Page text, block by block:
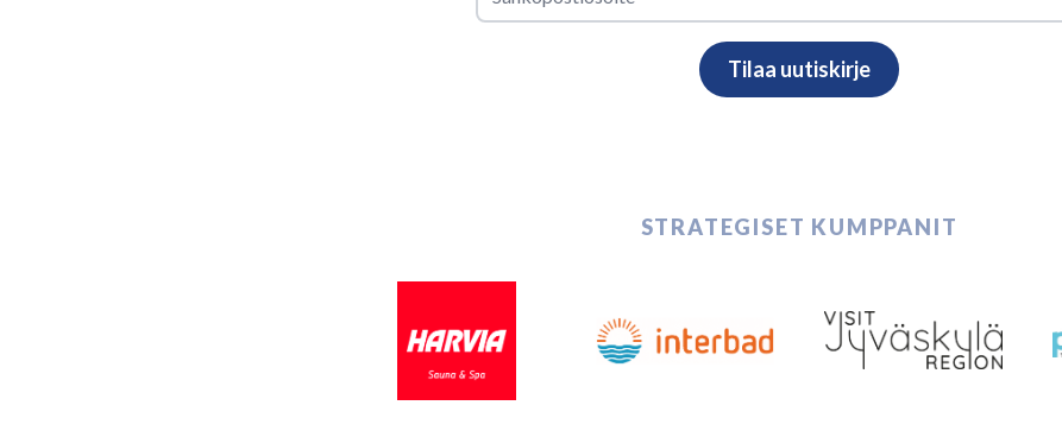
STRATEGISET KUMPPANIT